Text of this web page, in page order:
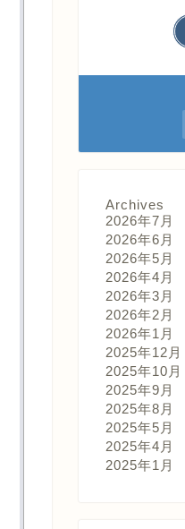
Archives
2026年7月
2026年6月
2026年5月
2026年4月
2026年3月
2026年2月
2026年1月
2025年12月
2025年10月
2025年9月
2025年8月
2025年5月
2025年4月
2025年1月